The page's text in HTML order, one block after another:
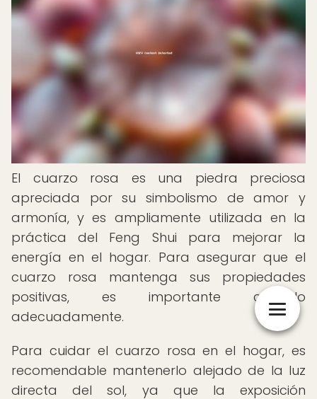
El cuarzo rosa es una piedra preciosa
apreciada por su simbolismo de amor y
armonía, y es ampliamente utilizada en la
práctica del Feng Shui para mejorar la
energía en el hogar. Para asegurar que el
cuarzo rosa mantenga sus propiedades
positivas, es importante cuidarlo
adecuadamente.
Para cuidar el cuarzo rosa en el hogar, es
recomendable mantenerlo alejado de la luz
directa del sol, ya que la exposición